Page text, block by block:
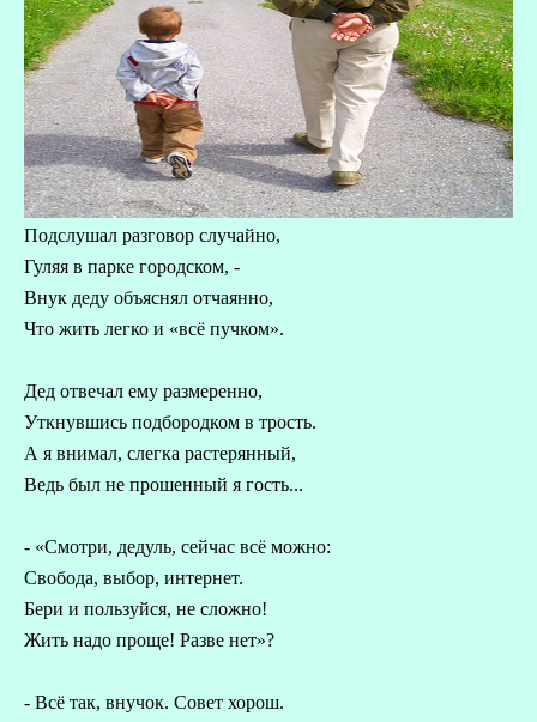
Подслушал разговор случайно,
Гуляя в парке городском, -
Внук деду объяснял отчаянно,
Что жить легко и «всё пучком».
Дед отвечал ему размеренно,
Уткнувшись подбородком в трость.
А я внимал, слегка растерянный,
Ведь был не прошенный я гость...
- «Смотри, дедуль, сейчас всё можно:
Свобода, выбор, интернет.
Бери и пользуйся, не сложно!
Жить надо проще! Разве нет»?
- Всё так, внучок. Совет хорош.